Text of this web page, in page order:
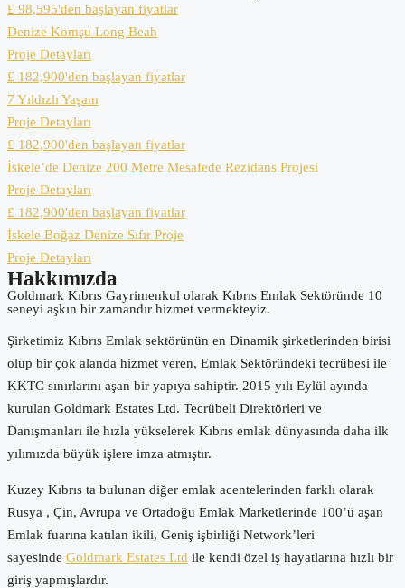
£ 98,595'den başlayan fiyatlar
Denize Komşu Long Beah
Proje Detayları
£ 182,900'den başlayan fiyatlar
7 Yıldızlı Yaşam
Proje Detayları
£ 182,900'den başlayan fiyatlar
İskele’de Denize 200 Metre Mesafede Rezidans Projesi
Proje Detayları
£ 182,900'den başlayan fiyatlar
İskele Boğaz Denize Sıfır Proje
Proje Detayları
Hakkımızda
Goldmark Kıbrıs Gayrimenkul olarak Kıbrıs Emlak Sektöründe 10
seneyi aşkın bir zamandır hizmet vermekteyiz.
Şirketimiz Kıbrıs Emlak sektörünün en Dinamik şirketlerinden birisi
olup bir çok alanda hizmet veren, Emlak Sektöründeki tecrübesi ile
KKTC sınırlarını aşan bir yapıya sahiptir. 2015 yılı Eylül ayında
kurulan Goldmark Estates Ltd. Tecrübeli Direktörleri ve
Danışmanları ile hızla yükselerek Kıbrıs emlak dünyasında daha ilk
yılımızda büyük işlere imza atmıştır.
Kuzey Kıbrıs ta bulunan diğer emlak acentelerinden farklı olarak
Rusya , Çin, Avrupa ve Ortadoğu Emlak Marketlerinde 100’ü aşan
Emlak fuarına katılan ikili, Geniş işbirliği Network’leri
sayesinde Goldmark Estates Ltd ile kendi özel iş hayatlarına hızlı bir
giriş yapmışlardır.